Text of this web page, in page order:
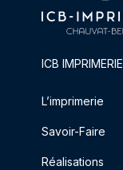
ICB IMPRIMERIE
L’imprimerie
Savoir-Faire
Réalisations